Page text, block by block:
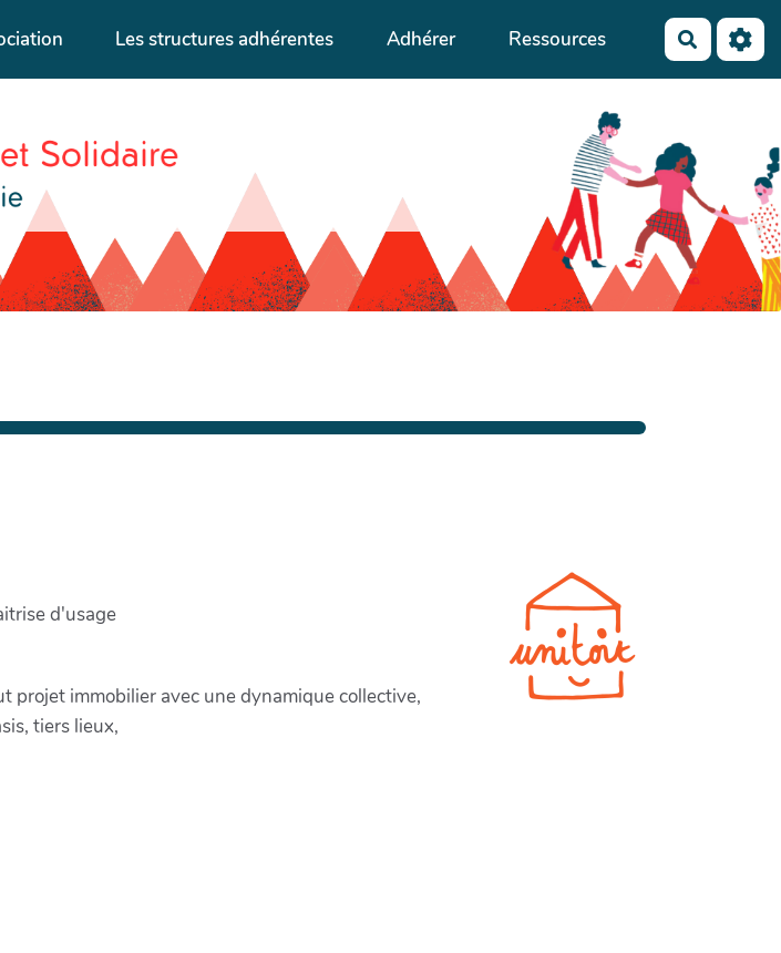
Les structures adhérentes Adhérer Ressources
d'usage
projet immobilier avec une dynamique collective,
tiers lieux,